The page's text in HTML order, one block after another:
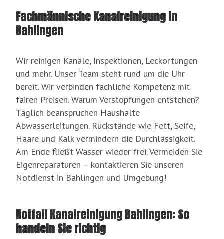
Fachmännische Kanalreinigung in
Bahlingen
Wir reinigen Kanäle, Inspektionen, Leckortungen
und mehr. Unser Team steht rund um die Uhr
bereit. Wir verbinden fachliche Kompetenz mit
fairen Preisen. Warum Verstopfungen entstehen?
Täglich beanspruchen Haushalte
Abwasserleitungen. Rückstände wie Fett, Seife,
Haare und Kalk vermindern die Durchlässigkeit.
Am Ende fließt Wasser wieder frei. Vermeiden Sie
Eigenreparaturen – kontaktieren Sie unseren
Notdienst in Bahlingen und Umgebung!
Notfall Kanalreinigung Bahlingen: So
handeln Sie richtig